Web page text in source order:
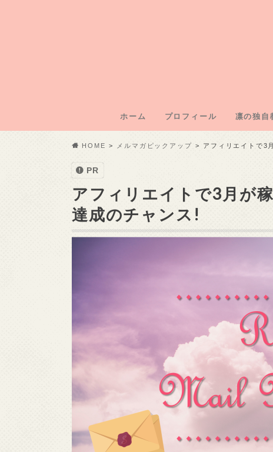
ホーム プロフィール 凛の独自
HOME メルマガピックアップ アフィリエイトで3
PR
アフィリエイトで3月が
達成のチャンス!